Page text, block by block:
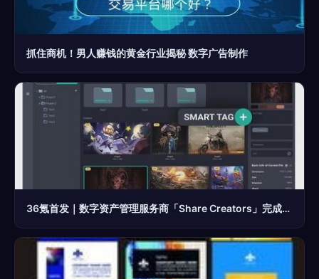
抓住商机！男人赚钱的黄金行业揭秘 数字广告制作
36氪首发｜数字资产管理服务商「Share Creators」完成500万美元融资，以工具化手段帮助企业从数字资产管理中解放